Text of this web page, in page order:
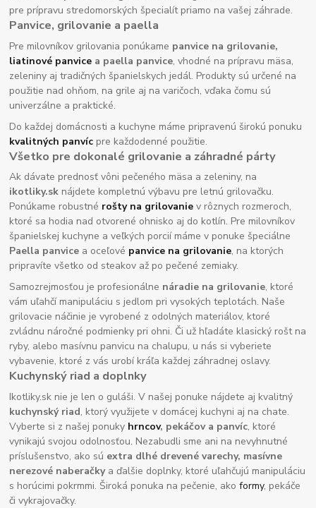
pre prípravu stredomorských špecialít priamo na vašej záhrade.
Panvice, grilovanie a paella
Pre milovníkov grilovania ponúkame panvice na grilovanie,
liatinové panvice a paella panvice, vhodné na prípravu mäsa,
zeleniny aj tradičných španielskych jedál. Produkty sú určené na
použitie nad ohňom, na grile aj na varičoch, vďaka čomu sú
univerzálne a praktické.
Do každej domácnosti a kuchyne máme pripravenú širokú ponuku
kvalitných panvíc pre každodenné použitie.
Všetko pre dokonalé grilovanie a záhradné párty
Ak dávate prednosť vôni pečeného mäsa a zeleniny, na
ikotliky.sk nájdete kompletnú výbavu pre letnú grilovačku.
Ponúkame robustné rošty na grilovanie v rôznych rozmeroch,
ktoré sa hodia nad otvorené ohnisko aj do kotlín. Pre milovníkov
španielskej kuchyne a veľkých porcií máme v ponuke špeciálne
Paella panvice a oceľové panvice na grilovanie, na ktorých
pripravíte všetko od steakov až po pečené zemiaky.
Samozrejmosťou je profesionálne náradie na grilovanie, ktoré
vám uľahčí manipuláciu s jedlom pri vysokých teplotách. Naše
grilovacie náčinie je vyrobené z odolných materiálov, ktoré
zvládnu náročné podmienky pri ohni. Či už hľadáte klasický rošt na
ryby, alebo masívnu panvicu na chalupu, u nás si vyberiete
vybavenie, ktoré z vás urobí kráľa každej záhradnej oslavy.
Kuchynský riad a doplnky
Ikotliky.sk nie je len o guláši. V našej ponuke nájdete aj kvalitný
kuchynský riad, ktorý využijete v domácej kuchyni aj na chate.
Vyberte si z našej ponuky hrncov, pekáčov a panvíc, ktoré
vynikajú svojou odolnosťou. Nezabudli sme ani na nevyhnutné
príslušenstvo, ako sú extra dlhé drevené varechy, masívne
nerezové naberačkya ďalšie doplnky, ktoré uľahčujú manipuláciu
s horúcimi pokrmmi. Široká ponuka na pečenie, akoformy, pekáče
či vykrajovačky.